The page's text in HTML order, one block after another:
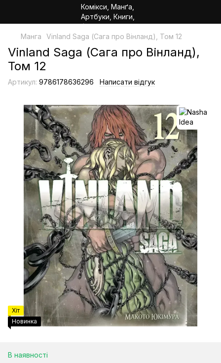
Манга Vinland Saga (Сага про Вінланд), Том 12
Vinland Saga (Сага про Вінланд),
Том 12
Артикул: 9786178636296 Написати відгук
Хіт
Новинка
В наявності